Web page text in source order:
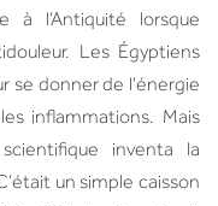
l’Antiquité lorsque
Les Égyptiens
se donner de l'énergie
inflammations. Mais
inventa la
un simple caisson